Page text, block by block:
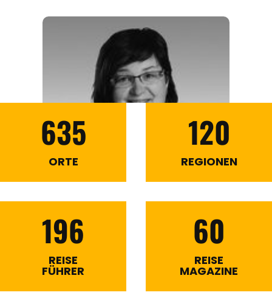
635
ORTE
120
REGIONEN
196
REISE
FÜHRER
60
REISE
MAGAZINE